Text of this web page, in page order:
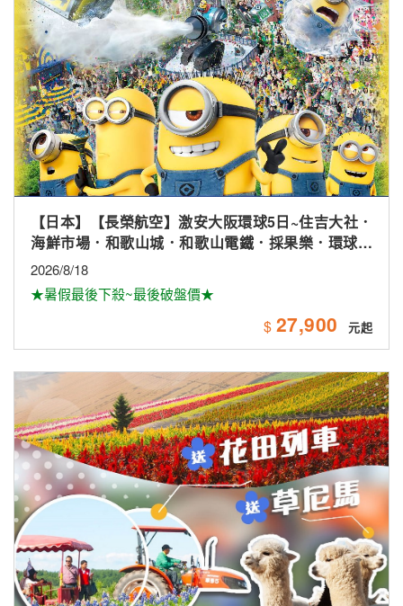
【日本】北海道輕鬆走.花田富良野.卡哇伊草泥馬.小樽
2026/9/17
★長榮航空★超值行程★
$36,900